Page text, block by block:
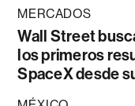
MERCADOS
Wall Street
los primeros
SpaceX desde